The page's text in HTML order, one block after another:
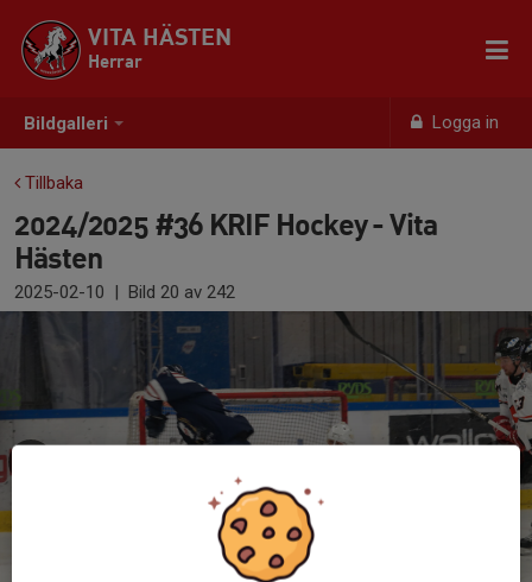
Bildgalleri Logga in
VITA HÄSTEN
Herrar
Tillbaka
2024/2025 #36 KRIF Hockey - Vita
Hästen
2025-02-10 | Bild 20 av 242